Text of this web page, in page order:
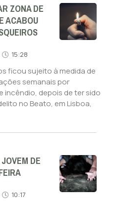
ZONA DE
ACABOU
15:28
ficou sujeito à medida de
semanais por
incêndio, depois de ter sido
no Beato, em Lisboa,
DE
10:17